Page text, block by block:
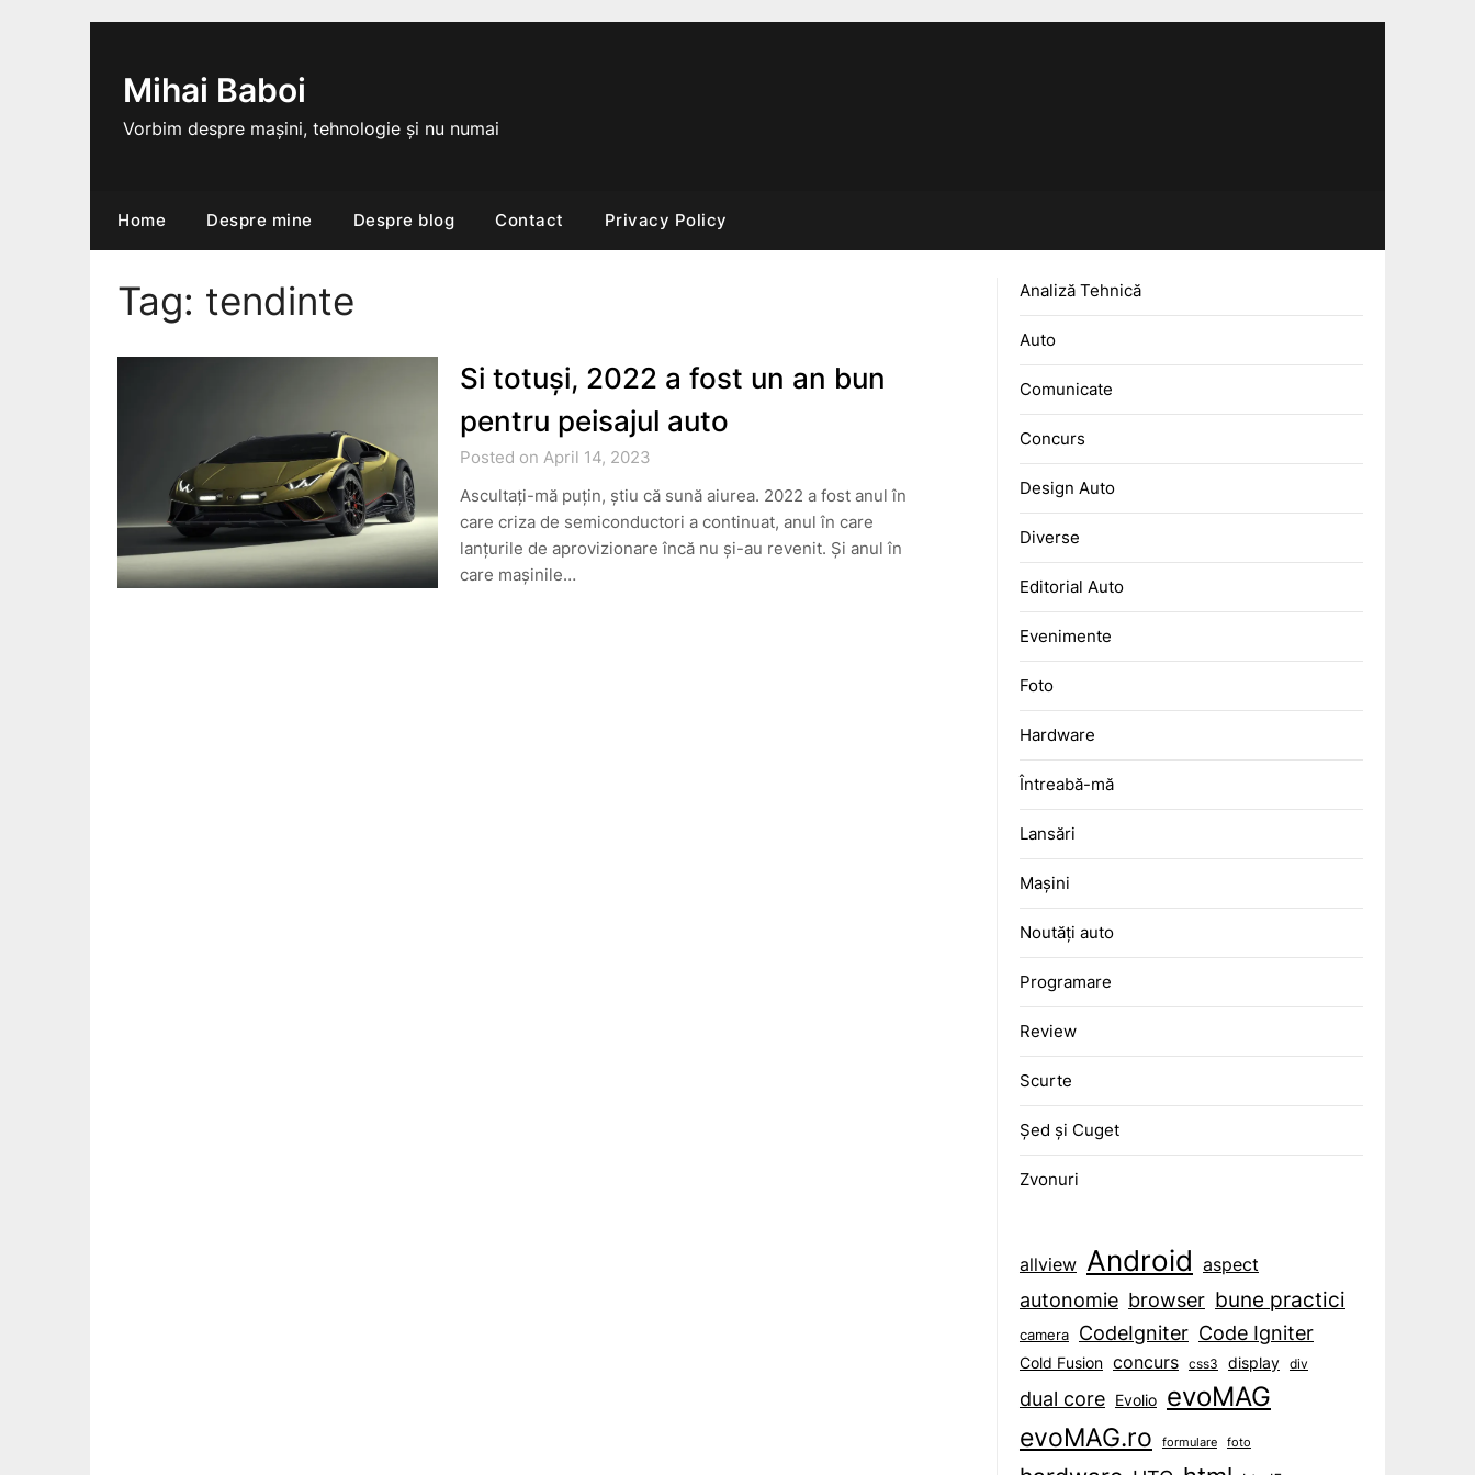
Mihai Baboi
Vorbim despre mașini, tehnologie și nu numai
Home Despre mine Despre blog Contact Privacy Policy
Tag: tendinte
Si totuși, 2022 a fost un an bun
pentru peisajul auto
Posted on April 14, 2023
Ascultați-mă puțin, știu că sună aiurea. 2022 a fost anul în
care criza de semiconductori a continuat, anul în care
lanțurile de aprovizionare încă nu și-au revenit. Și anul în
care mașinile…
Analiză Tehnică
Auto
Comunicate
Concurs
Design Auto
Diverse
Editorial Auto
Evenimente
Foto
Hardware
Întreabă-mă
Lansări
Mașini
Noutăți auto
Programare
Review
Scurte
Șed și Cuget
Zvonuri
allview Android aspect
autonomie browser bune practici
camera CodeIgniter Code Igniter
Cold Fusion concurs css3 display div
dual core Evolio evoMAG
evoMAG.ro formulare foto